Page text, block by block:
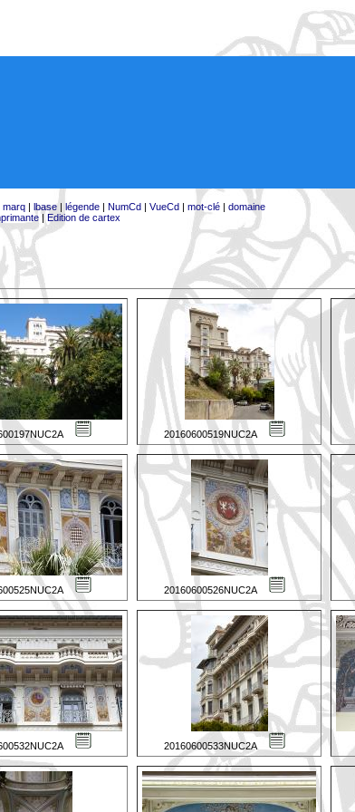
marq| lbase| légende| NumCd| VueCd| mot-clé| domaine
| Edition de cartex
20160600519NUC2A
20160600526NUC2A
20160600533NUC2A